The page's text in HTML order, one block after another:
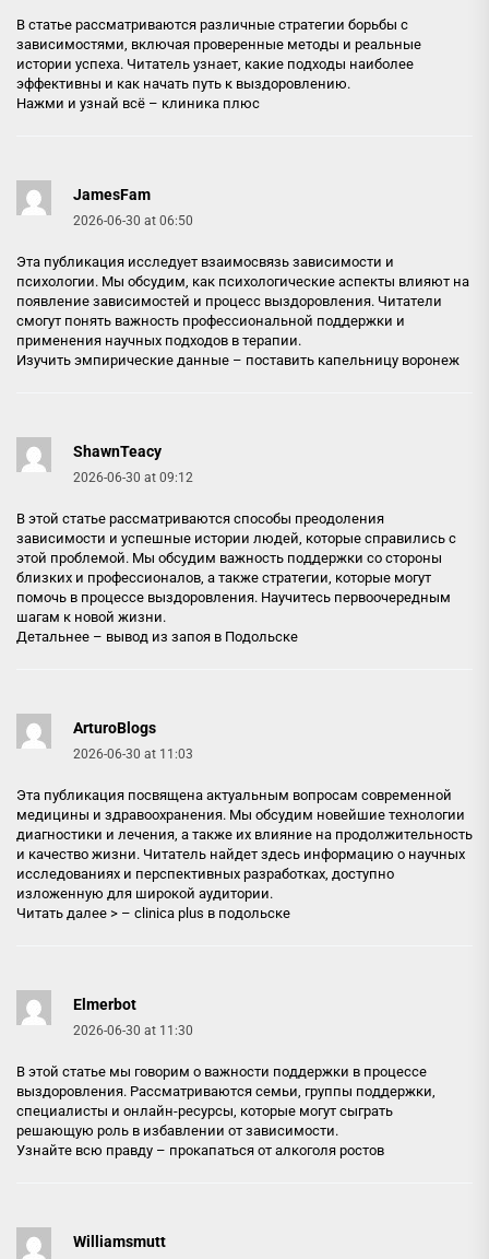
В статье рассматриваются различные стратегии борьбы с
зависимостями, включая проверенные методы и реальные
истории успеха. Читатель узнает, какие подходы наиболее
эффективны и как начать путь к выздоровлению.
Нажми и узнай всё – клиника плюс
JamesFam
2026-06-30 at 06:50
Эта публикация исследует взаимосвязь зависимости и
психологии. Мы обсудим, как психологические аспекты влияют на
появление зависимостей и процесс выздоровления. Читатели
смогут понять важность профессиональной поддержки и
применения научных подходов в терапии.
Изучить эмпирические данные – поставить капельницу воронеж
ShawnTeacy
2026-06-30 at 09:12
В этой статье рассматриваются способы преодоления
зависимости и успешные истории людей, которые справились с
этой проблемой. Мы обсудим важность поддержки со стороны
близких и профессионалов, а также стратегии, которые могут
помочь в процессе выздоровления. Научитесь первоочередным
шагам к новой жизни.
Детальнее – вывод из запоя в Подольске
ArturoBlogs
2026-06-30 at 11:03
Эта публикация посвящена актуальным вопросам современной
медицины и здравоохранения. Мы обсудим новейшие технологии
диагностики и лечения, а также их влияние на продолжительность
и качество жизни. Читатель найдет здесь информацию о научных
исследованиях и перспективных разработках, доступно
изложенную для широкой аудитории.
Читать далее > – clinica plus в подольске
Elmerbot
2026-06-30 at 11:30
В этой статье мы говорим о важности поддержки в процессе
выздоровления. Рассматриваются семьи, группы поддержки,
специалисты и онлайн-ресурсы, которые могут сыграть
решающую роль в избавлении от зависимости.
Узнайте всю правду – прокапаться от алкоголя ростов
Williamsmutt